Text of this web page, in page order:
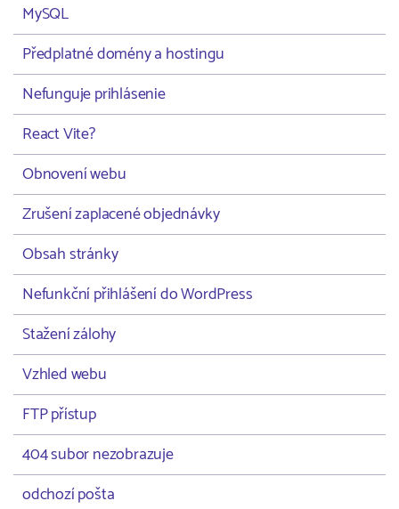
MySQL
Předplatné domény a hostingu
Nefunguje prihlásenie
React Vite?
Obnovení webu
Zrušení zaplacené objednávky
Obsah stránky
Nefunkční přihlášení do WordPress
Stažení zálohy
Vzhled webu
FTP přístup
404 subor nezobrazuje
odchozí pošta